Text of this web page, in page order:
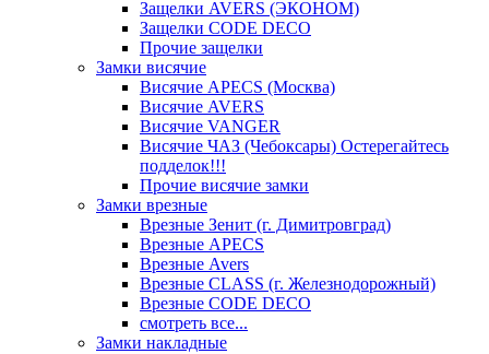
Защелки AVERS (ЭКОНОМ)
Защелки CODE DECO
Прочие защелки
Замки висячие
Висячие APECS (Москва)
Висячие AVERS
Висячие VANGER
Висячие ЧАЗ (Чебоксары) Остерегайтесь
подделок!!!
Прочие висячие замки
Замки врезные
Врезные Зенит (г. Димитровград)
Врезные APECS
Врезные Avers
Врезные CLASS (г. Железнодорожный)
Врезные CODE DECO
смотреть все...
Замки накладные